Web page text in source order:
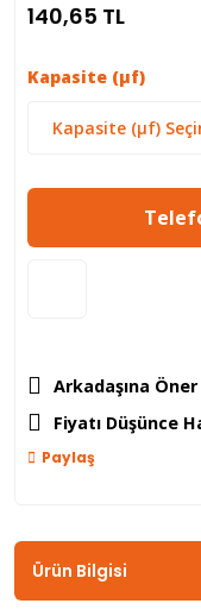
140,65 TL
Kapasite (µf)
Arkadaşına Öner
Fiyatı Düşünce
Paylaş
Ürün Bilgisi